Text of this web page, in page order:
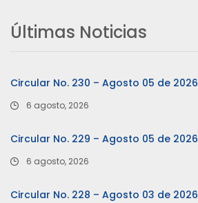
Últimas Noticias
Circular No. 230 – Agosto 05 de 2026
6 agosto, 2026
Circular No. 229 – Agosto 05 de 2026
6 agosto, 2026
Circular No. 228 – Agosto 03 de 2026